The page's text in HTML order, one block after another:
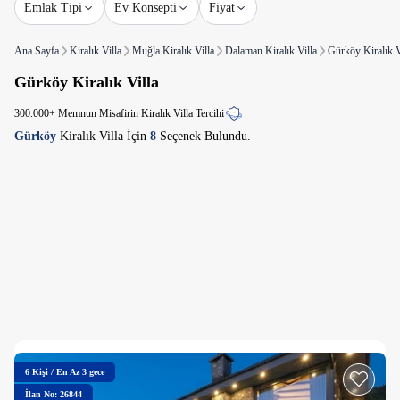
Emlak Tipi Ev Konsepti Fiyat
Ana Sayfa Kiralık Villa Muğla Kiralık Villa Dalaman Kiralık Villa Gürköy Kiralık
Gürköy Kiralık Villa
300.000+ Memnun Misafirin Kiralık Villa Tercihi
Gürköy Kiralık Villa İçin 8 Seçenek Bulundu.
6 Kişi / En Az 3 gece
İlan No: 26844